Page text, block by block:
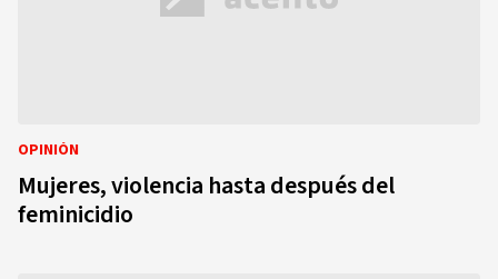
OPINIÓN
Mujeres, violencia hasta después del
feminicidio